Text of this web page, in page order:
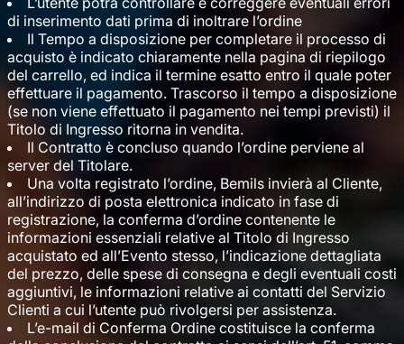
di inserimento dati prima di inoltrare l’ordine
Il Tempo a disposizione per completare il processo di
acquisto è indicato chiaramente nella pagina di riepilogo
del carrello, ed indica il termine esatto entro il quale poter
effettuare il pagamento. Trascorso il tempo a disposizione
(se non viene effettuato il pagamento nei tempi previsti) il
Titolo di Ingresso ritorna in vendita.
Il Contratto è concluso quando l’ordine perviene al
server del Titolare.
Una volta registrato l’ordine, Bemils invierà al Cliente,
all’indirizzo di posta elettronica indicato in fase di
registrazione, la conferma d’ordine contenente le
informazioni essenziali relative al Titolo di Ingresso
acquistato ed all’Evento stesso, l’indicazione dettagliata
del prezzo, delle spese di consegna e degli eventuali costi
aggiuntivi, le informazioni relative ai contatti del Servizio
Clienti a cui l’utente può rivolgersi per assistenza.
L’e-mail di Conferma Ordine costituisce la conferma